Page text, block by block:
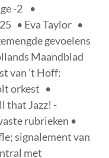
-2 •
• Eva Taylor •
gevoelens
Maandblad
van 't Hoff:
orkest •
that Jazz! -
rubrieken •
signalement van
met